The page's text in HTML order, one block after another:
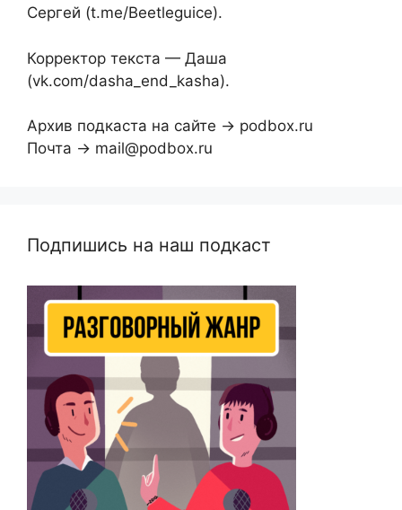
Сергей (t.me/Beetleguice).
Корректор текста — Даша
(vk.com/dasha_end_kasha).
Архив подкаста на сайте → podbox.ru
Почта → mail@podbox.ru
Подпишись на наш подкаст